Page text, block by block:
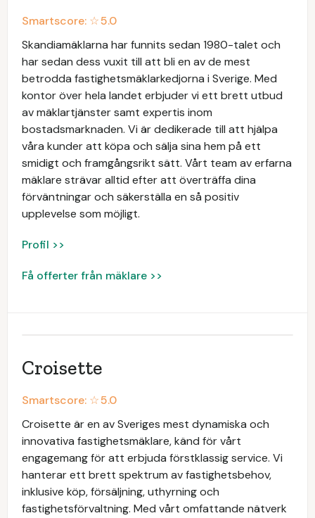
Smartscore: ☆5.0
Skandiamäklarna har funnits sedan 1980-talet och
har sedan dess vuxit till att bli en av de mest
betrodda fastighetsmäklarkedjorna i Sverige. Med
kontor över hela landet erbjuder vi ett brett utbud
av mäklartjänster samt expertis inom
bostadsmarknaden. Vi är dedikerade till att hjälpa
våra kunder att köpa och sälja sina hem på ett
smidigt och framgångsrikt sätt. Vårt team av erfarna
mäklare strävar alltid efter att överträffa dina
förväntningar och säkerställa en så positiv
upplevelse som möjligt.
Profil >>
Få offerter från mäklare >>
Croisette
Smartscore: ☆5.0
Croisette är en av Sveriges mest dynamiska och
innovativa fastighetsmäklare, känd för vårt
engagemang för att erbjuda förstklassig service. Vi
hanterar ett brett spektrum av fastighetsbehov,
inklusive köp, försäljning, uthyrning och
fastighetsförvaltning. Med vårt omfattande nätverk